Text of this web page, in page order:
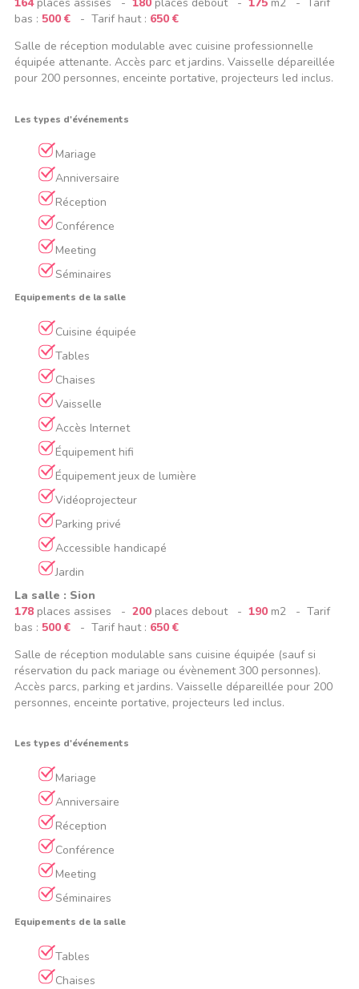
bas : 500 € - Tarif haut : 650 €
Salle de réception modulable avec cuisine professionnelle
équipée attenante. Accès parc et jardins. Vaisselle dépareillée
pour 200 personnes, enceinte portative, projecteurs led inclus.
Les types d'événements
Mariage
Anniversaire
Réception
Conférence
Meeting
Séminaires
Equipements de la salle
Cuisine équipée
Tables
Chaises
Vaisselle
Accès Internet
Équipement hifi
Équipement jeux de lumière
Vidéoprojecteur
Parking privé
Accessible handicapé
Jardin
La salle : Sion
178 places assises -200 places debout -190 m2 - Tarif
bas : 500 € - Tarif haut : 650 €
Salle de réception modulable sans cuisine équipée (sauf si
réservation du pack mariage ou évènement 300 personnes).
Accès parcs, parking et jardins. Vaisselle dépareillée pour 200
personnes, enceinte portative, projecteurs led inclus.
Les types d'événements
Mariage
Anniversaire
Réception
Conférence
Meeting
Séminaires
Equipements de la salle
Tables
Chaises